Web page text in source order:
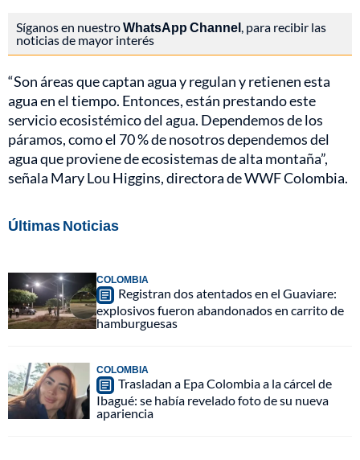
Síganos en nuestroWhatsApp Channel , para recibir las
noticias de mayor interés
“Son áreas que captan agua y regulan y retienen esta
agua en el tiempo. Entonces, están prestando este
servicio ecosistémico del agua. Dependemos de los
páramos, como el 70 % de nosotros dependemos del
agua que proviene de ecosistemas de alta montaña”,
señala Mary Lou Higgins, directora de WWF Colombia.
Últimas Noticias
COLOMBIA
Registran dos atentados en el Guaviare:
explosivos fueron abandonados en carrito de
hamburguesas
COLOMBIA
Trasladan a Epa Colombia a la cárcel de
Ibagué: se había revelado foto de su nueva
apariencia